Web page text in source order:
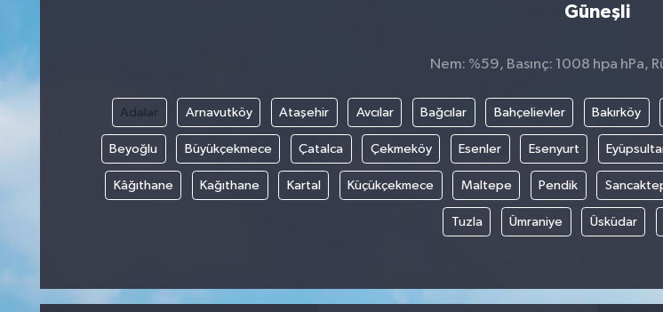
Güneşli
Nem: %59, Basınç: 1008 hpa hPa,
Adalar Arnavutköy Ataşehir Avcılar Bağcılar Bahçelievler Bakırköy
Beyoğlu Büyükçekmece Çatalca Çekmeköy Esenler Esenyurt
Kâğıthane Kağıthane Kartal Küçükçekmece Maltepe Pendik
Tuzla Ümraniye Üsküdar